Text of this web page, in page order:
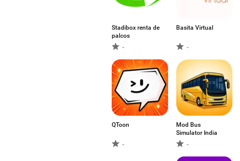
Stadibox renta de
palcos
-
Basita Virtual
-
QToon
-
Mod Bus
Simulator India
-